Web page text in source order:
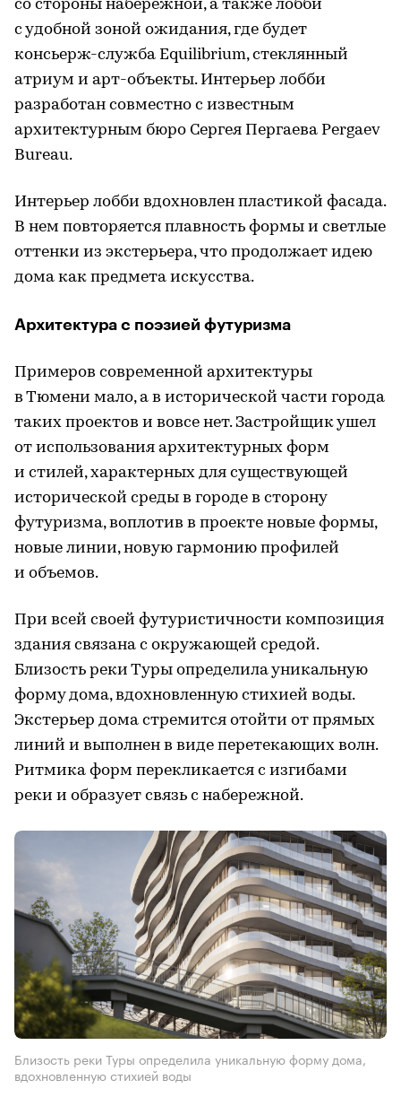
со стороны набережной, а также лобби
с удобной зоной ожидания, где будет
консьерж-служба Equilibrium, стеклянный
атриум и арт-объекты. Интерьер лобби
разработан совместно с известным
архитектурным бюро Сергея Пергаева Pergaev
Bureau.
Интерьер лобби вдохновлен пластикой фасада.
В нем повторяется плавность формы и светлые
оттенки из экстерьера, что продолжает идею
дома как предмета искусства.
Архитектура с поэзией футуризма
Примеров современной архитектуры
в Тюмени мало, а в исторической части города
таких проектов и вовсе нет. Застройщик ушел
от использования архитектурных форм
и стилей, характерных для существующей
исторической среды в городе в сторону
футуризма, воплотив в проекте новые формы,
новые линии, новую гармонию профилей
и объемов.
При всей своей футуристичности композиция
здания связана с окружающей средой.
Близость реки Туры определила уникальную
форму дома, вдохновленную стихией воды.
Экстерьер дома стремится отойти от прямых
линий и выполнен в виде перетекающих волн.
Ритмика форм перекликается с изгибами
реки и образует связь с набережной.
Близость реки Туры определила уникальную форму дома,
вдохновленную стихией воды